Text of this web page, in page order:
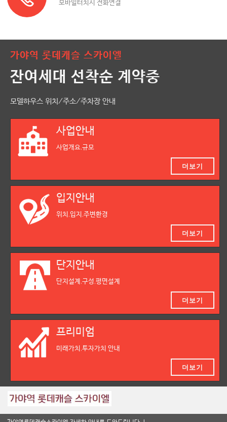
모바일터치시 전화연결
가야역 롯데캐슬 스카이엘
잔여세대 선착순 계약중
모델하우스 위치/주소/주차장 안내
사업안내
사업개요,규모
더보기
입지안내
위치,입지,주변환경
더보기
단지안내
단지설계,구성,평면설계
더보기
프리미엄
미래가치,투자가치 안내
더보기